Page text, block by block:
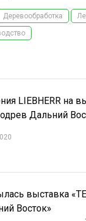
Деревообработка
LIEBHERR на
Дальний
выставка
Восток»